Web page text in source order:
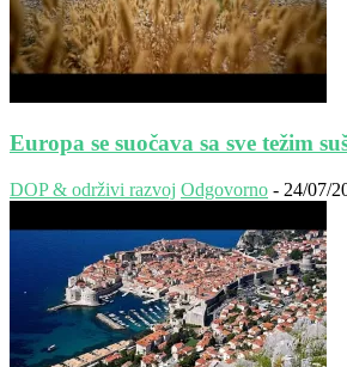
Europa se suočava sa sve težim
DOP & održivi razvoj Odgovorno - 24/07/